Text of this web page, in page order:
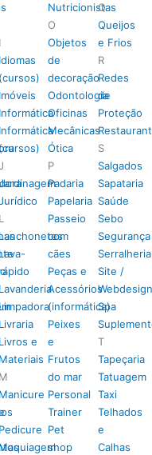
I
Idiomas
(cursos)
Imóveis
Informática
L
Lavanderia
Livraria
Livros e
Materiais
M
Manicure
Nutricionistas
O
Objetos
de
decoração
Odontologia
Oficinas
Mecânicas
Ótica
P
Padaria
Papelaria
Passeio
com
cães
Peças e
Acessórios
(informática)
Peixes
e
Frutos
do mar
Personal
Trainer
Pet
shop
Q
Queijos
e Frios
R
Redes
de
Proteção
S
Salgados
Sapataria
Saúde
Sebo
Segurança
Serralheria
Site /
Webdesign
Spa
T
Tapeçaria
Tatuagem
Taxi
Telhados
e
Calhas